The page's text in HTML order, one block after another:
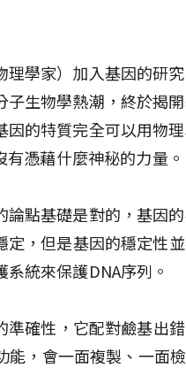
理學家）加入基因的研
生物學熱潮，終於揭
的特質完全可以用物
憑藉什麼神秘的力量。
點基礎是對的，基因
定，但是基因的穩定性
統來保護DNA序列。
準確性，它配對鹼基出
能，會一面複製、一面